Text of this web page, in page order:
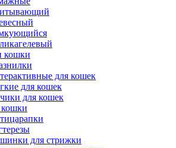
кошки
для кошек
для кошек
для кошек
для стрижки